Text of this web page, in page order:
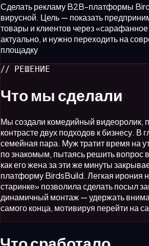
Сделать рекламу B2B-платформы
вирусной. Цель — показать
товары и клиентов через
актуально, и нужно переходить на
площадку
// РЕШЕНИЕ
Что мы сделали
Мы создали комедийный видеоролик,
контрасте двух подходов к бизнесу. В
семейная пара. Муж тратит время на
по знакомым, пытаясь решить вопрос
как его жена за эти же минуты
платформу BirdsBuild. Легкая ирония
старинке» позволила сделать посыл
динамичный монтаж — удержать
самого конца, мотивируя перейти на